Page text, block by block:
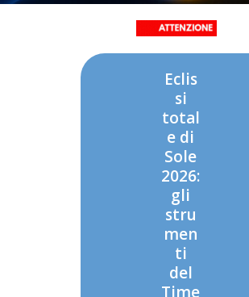
Eclis
si
total
e di
Sole
2026:
gli
stru
men
ti
del
Time